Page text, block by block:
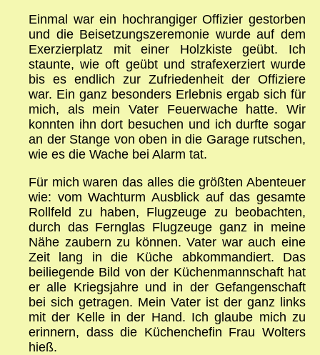
Einmal war ein hochrangiger Offizier gestorben
und die Beisetzungszeremonie wurde auf dem
Exerzierplatz mit einer Holzkiste geübt. Ich
staunte, wie oft geübt und strafexerziert wurde
bis es endlich zur Zufriedenheit der Offiziere
war. Ein ganz besonders Erlebnis ergab sich für
mich, als mein Vater Feuerwache hatte. Wir
konnten ihn dort besuchen und ich durfte sogar
an der Stange von oben in die Garage rutschen,
wie es die Wache bei Alarm tat.
Für mich waren das alles die größten Abenteuer
wie: vom Wachturm Ausblick auf das gesamte
Rollfeld zu haben, Flugzeuge zu beobachten,
durch das Fernglas Flugzeuge ganz in meine
Nähe zaubern zu können. Vater war auch eine
Zeit lang in die Küche abkommandiert. Das
beiliegende Bild von der Küchenmannschaft hat
er alle Kriegsjahre und in der Gefangenschaft
bei sich getragen. Mein Vater ist der ganz links
mit der Kelle in der Hand. Ich glaube mich zu
erinnern, dass die Küchenchefin Frau Wolters
hieß.